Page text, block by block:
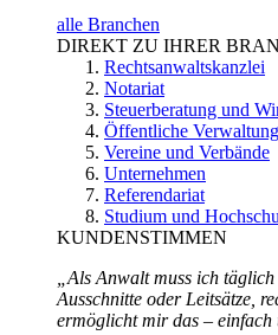
alle Branchen
DIREKT ZU IHRER
Rechtsanwaltskanzlei
Notariat
Steuerberatung und
Öffentliche Verwaltung
Vereine und Verbände
Unternehmen
Referendariat
Studium und
KUNDENSTIMMEN
„Als Anwalt muss ich
Ausschnitte oder Leitsätze,
ermöglicht mir das –